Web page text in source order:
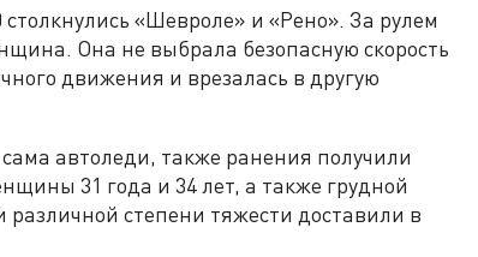
«Шевроле» и «Рено». За рулем
Она не выбрала безопасную скорость
движения и врезалась в другую
автоледи, также ранения получили
31 года и 34 лет, а также грудной
степени тяжести доставили в